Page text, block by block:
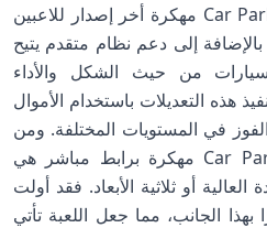
يتيح تنزيل Car Parking Multiplayer مهكرة أخر إصدار للاعبين
إلى دعم نظام متقدم يتيح
من حيث الشكل والأداء
هذه التعديلات باستخدام الأموال
في المستويات المختلفة. ومن
بين أهم خصائص لعبة Car Parking مهكرة برابط مباشر هي
أو ثلاثية الأبعاد. فقد أولت
بهذا الجانب، مما جعل اللعبة تأتي